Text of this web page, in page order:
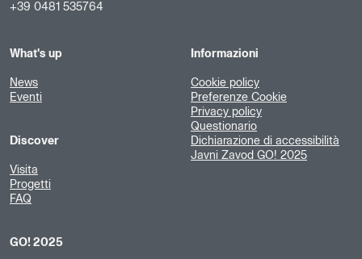
+39 0481 535764
What's up
News
Eventi
Discover
Visita
Progetti
FAQ
GO! 2025
Informazioni
Cookie policy
Preferenze Cookie
Privacy policy
Questionario
Dichiarazione di accessibilità
Javni Zavod GO! 2025